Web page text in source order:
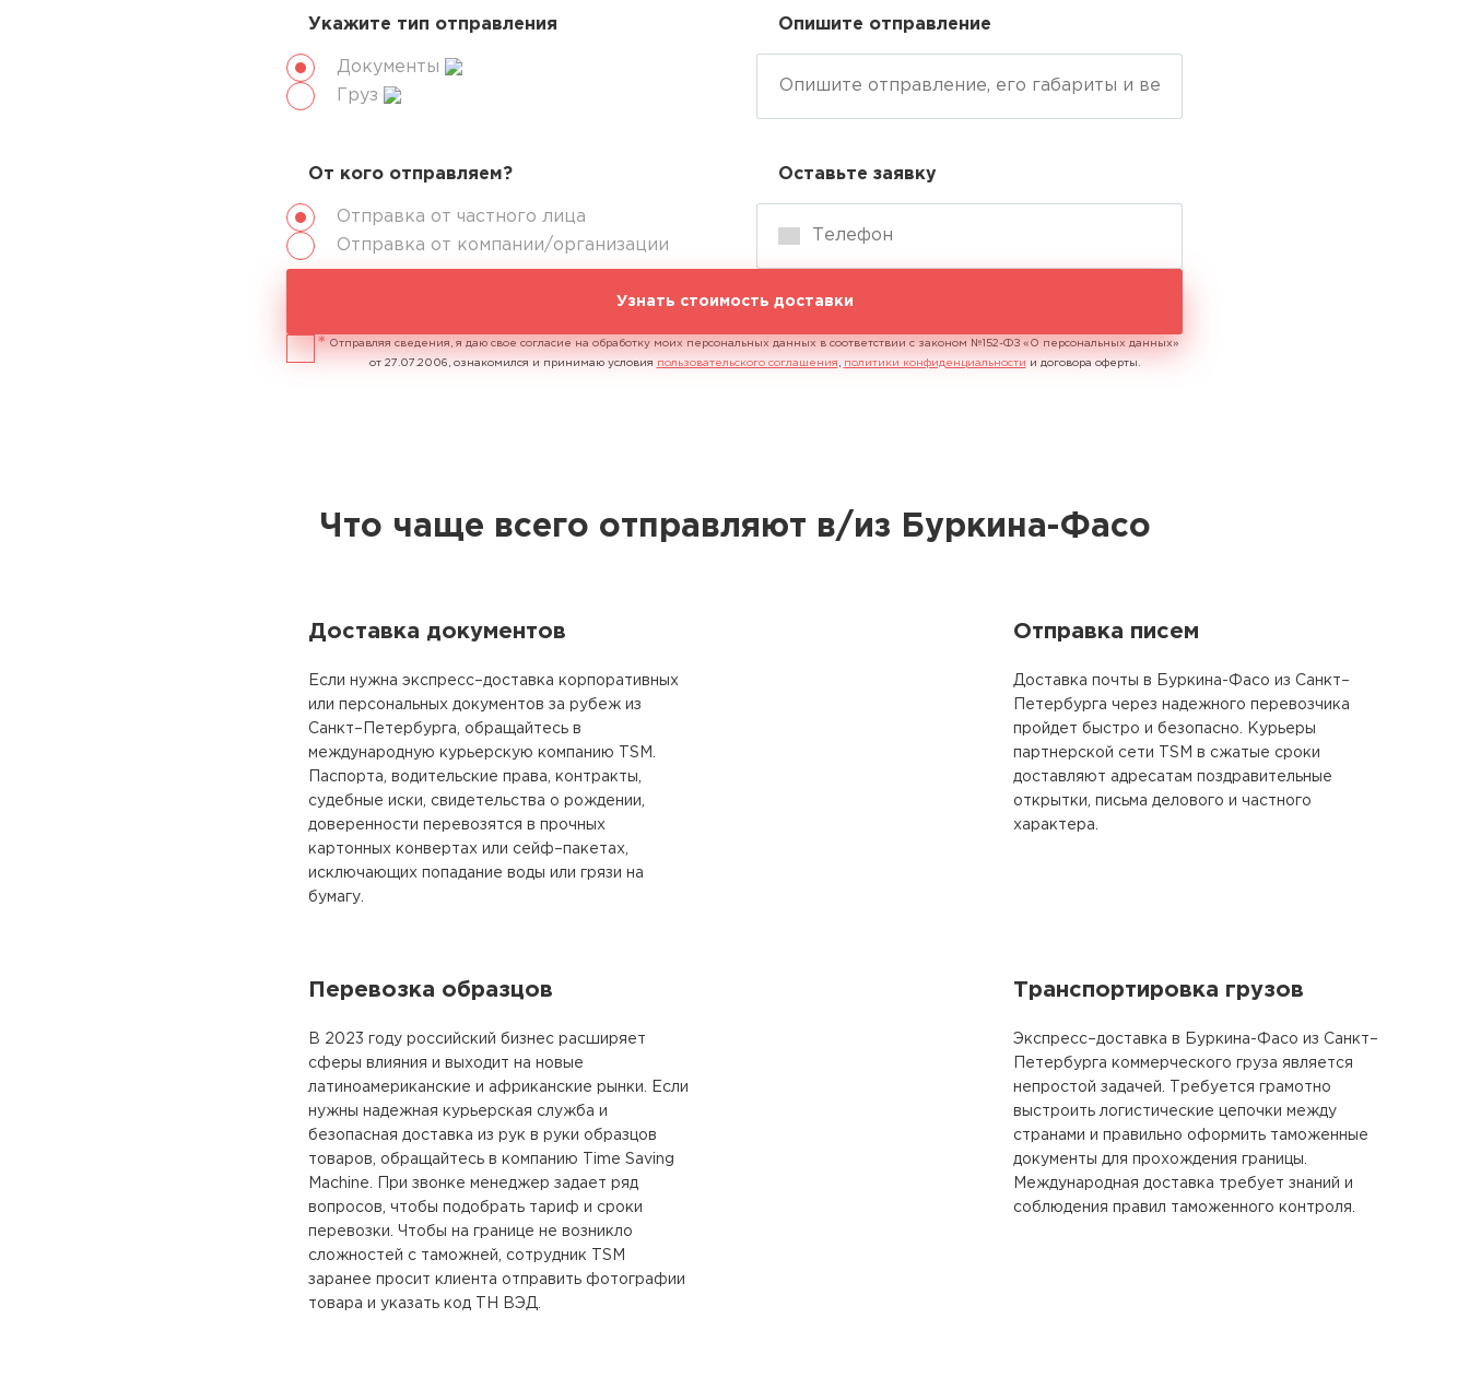
Укажите тип отправления
Документы
Груз
Опишите отправление
От кого отправляем?
Отправка от частного лица
Отправка от компании/организации
Оставьте заявку
Узнать стоимость доставки
Отправляя сведения, я даю свое согласие на обработку моих персональных данных в соответствии с законом №152-ФЗ «О персональных данных»
от 27.07.2006, ознакомился и принимаю условия пользовательского соглашения , политики конфиденциальности и договора оферты.
Что чаще всего отправляют в/из Буркина-Фасо
Доставка документов
Если нужна экспресс–доставка корпоративных
или персональных документов за рубеж из
Санкт–Петербурга, обращайтесь в
международную курьерскую компанию TSM.
Паспорта, водительские права, контракты,
судебные иски, свидетельства о рождении,
доверенности перевозятся в прочных
картонных конвертах или сейф–пакетах,
исключающих попадание воды или грязи на
бумагу.
Отправка писем
Доставка почты в Буркина-Фасо из Санкт–
Петербурга через надежного перевозчика
пройдет быстро и безопасно. Курьеры
партнерской сети TSM в сжатые сроки
доставляют адресатам поздравительные
открытки, письма делового и частного
характера.
Перевозка образцов
В 2023 году российский бизнес расширяет
сферы влияния и выходит на новые
латиноамериканские и африканские рынки. Если
нужны надежная курьерская служба и
безопасная доставка из рук в руки образцов
товаров, обращайтесь в компанию Time Saving
Machine. При звонке менеджер задает ряд
вопросов, чтобы подобрать тариф и сроки
перевозки. Чтобы на границе не возникло
сложностей с таможней, сотрудник TSM
заранее просит клиента отправить фотографии
товара и указать код ТН ВЭД.
Транспортировка грузов
Экспресс–доставка в Буркина-Фасо из Санкт–
Петербурга коммерческого груза является
непростой задачей. Требуется грамотно
выстроить логистические цепочки между
странами и правильно оформить таможенные
документы для прохождения границы.
Международная доставка требует знаний и
соблюдения правил таможенного контроля.